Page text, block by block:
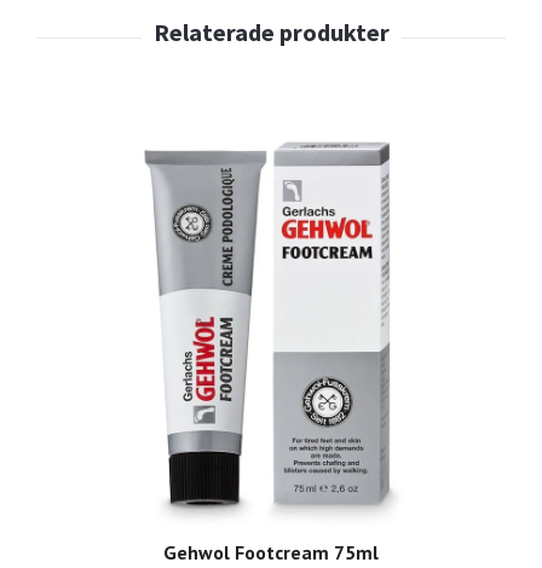
Gehwol Footcream 75ml